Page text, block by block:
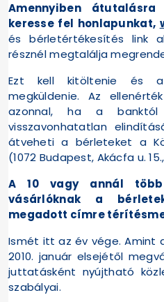
Amennyiben
keresse fel honlapunkat,
és bérletértékesítés link
résznél megtalálja
Ezt kell kitöltenie és a
megküldenie. Az
azonnal, ha a
visszavonhatatlan
átveheti a bérleteket a
(1072 Budapest, Akácfa u.
A 10 vagy annál
vásárlóknak a
megadott címre
Ismét itt az év vége. Amint
2010. január elsejétől
juttatásként nyújtható
szabályai.